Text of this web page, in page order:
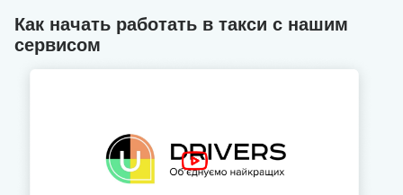
Как начать работать в такси с нашим
сервисом